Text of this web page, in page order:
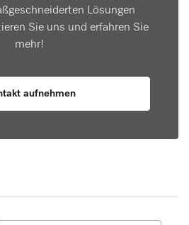
Lösungen
Sie uns und erfahren Sie
mehr!
aufnehmen